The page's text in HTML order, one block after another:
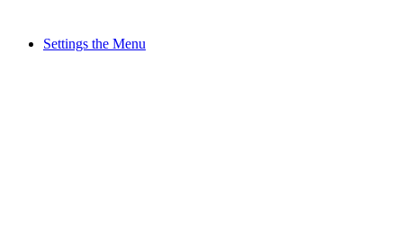
Settings the Menu